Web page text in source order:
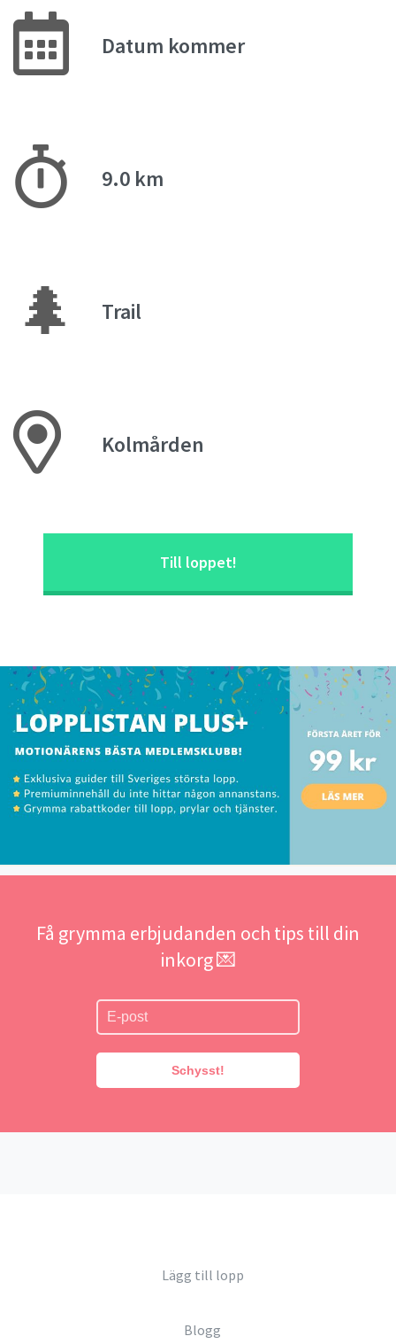
Datum kommer
9.0 km
🌲 Trail
Kolmården
Till loppet!
Få grymma erbjudanden och tips till din
inkorg 💌
Schysst!
Lägg till lopp
Blogg